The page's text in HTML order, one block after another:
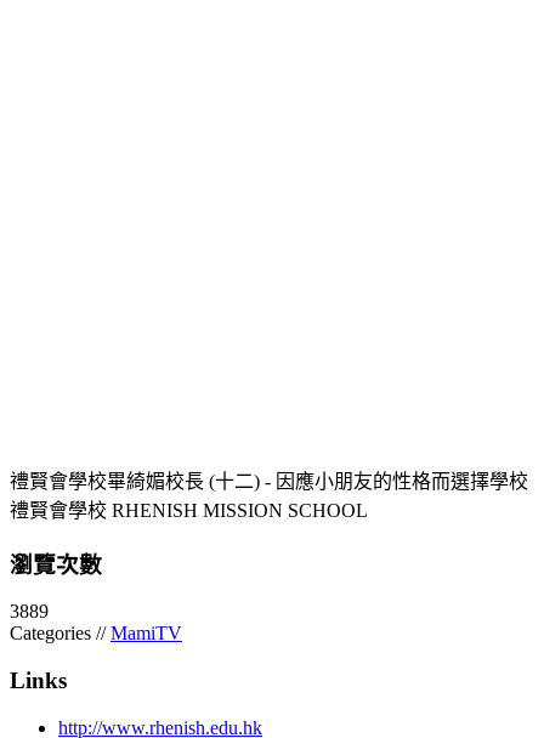
禮賢會學校畢綺媚校長 (十二) - 因應小朋友的性格而選擇學校
禮賢會學校 RHENISH MISSION SCHOOL
瀏覽次數
3889
Categories //MamiTV
Links
http://www.rhenish.edu.hk